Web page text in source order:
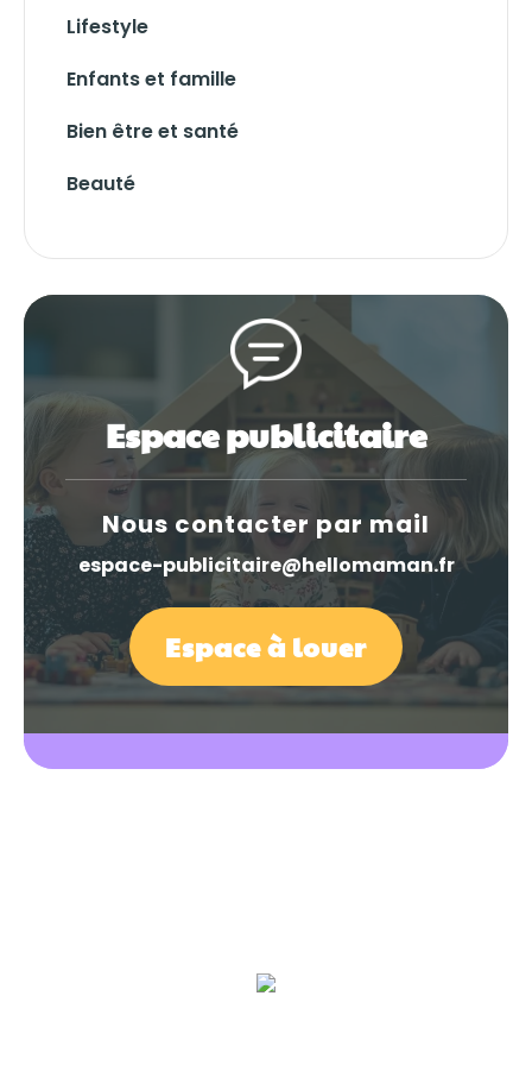
Lifestyle
Enfants et famille
Bien être et santé
Beauté
Espace publicitaire
Nous contacter par mail
espace-publicitaire@hellomaman.fr
Espace à louer